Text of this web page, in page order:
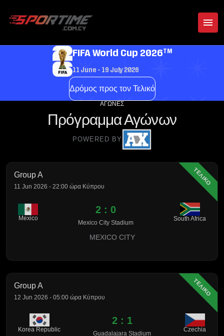
FIFA World Cup 2026TM
11 June - 19 July 2026
Δρόμος προς τον Τελικό
ΑΓΏΝΕΣ
Πρόγραμμα Αγώνων
POWERED BY
ΤΕΛΙΚΟ
Group A
11 Jun 2026 - 22:00 ώρα Κύπρου
Mexico
2 : 0
Mexico City Stadium
South Africa
MEXICO CITY
ΤΕΛΙΚΟ
Group A
12 Jun 2026 - 05:00 ώρα Κύπρου
Korea Republic
2 : 1
Guadalajara Stadium
Czechia